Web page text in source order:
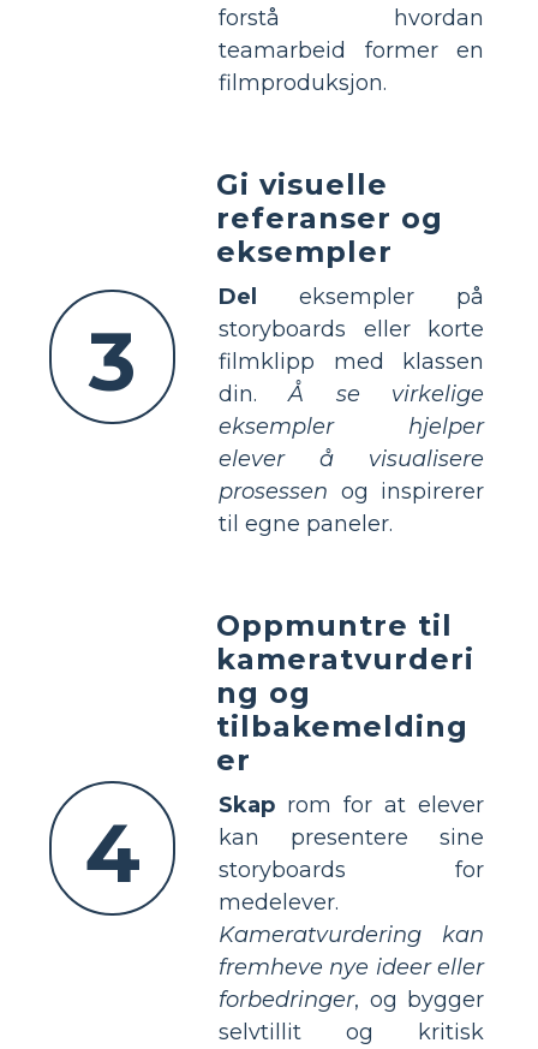
forstå hvordan
teamarbeid former en
filmproduksjon.
3
Gi visuelle
referanser og
eksempler
Del
eksempler på
storyboards eller korte
filmklipp med klassen
din.Å se virkelige
eksempler hjelper
elever å visualisere
prosessen og inspirerer
til egne paneler.
4
Oppmuntre til
kameratvurderi
ng og
tilbakemelding
er
Skap rom for at elever
kan presentere sine
storyboards for
medelever.
Kameratvurdering kan
fremheve nye ideer eller
forbedringer, og bygger
selvtillit og kritisk